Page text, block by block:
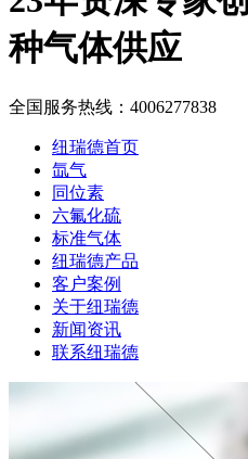
种气体供应
全国服务热线： 4006277838
纽瑞德首页
氙气
同位素
六氟化硫
标准气体
纽瑞德产品
客户案例
关于纽瑞德
新闻资讯
联系纽瑞德